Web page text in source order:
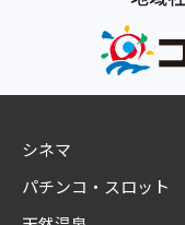
シネマ
パチンコ・スロット